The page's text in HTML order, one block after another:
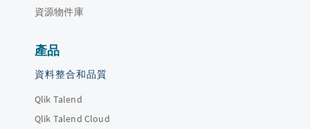
資源物件庫
產品
資料整合和品質
Qlik Talend
Qlik Talend Cloud